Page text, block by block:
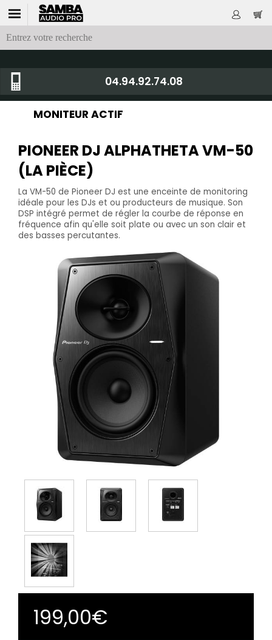
04.94.92.74.08
MONITEUR ACTIF
PIONEER DJ ALPHATHETA VM-50
(LA PIÈCE)
La VM-50 de Pioneer DJ est une enceinte de monitoring
idéale pour les DJs et ou producteurs de musique. Son
DSP intégré permet de régler la courbe de réponse en
fréquence afin qu'elle soit plate ou avec un son clair et
des basses percutantes.
199,00€